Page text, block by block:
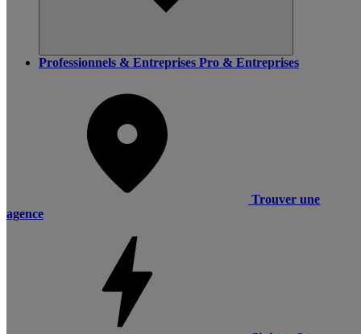
Professionnels & Entreprises Pro & Entreprises
Trouver une
agence